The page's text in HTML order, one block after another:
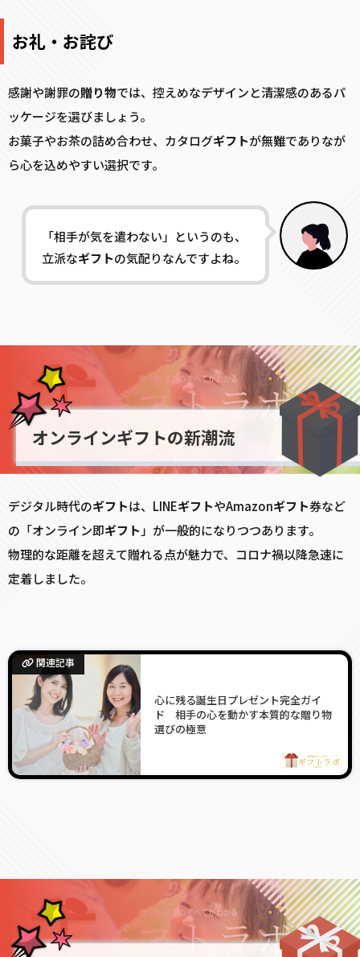
お礼・お詫び
感謝や謝罪の贈り物では、控えめなデザインと清潔感のあるパ
ッケージを選びましょう。
お菓子やお茶の詰め合わせ、カタログギフトが無難でありなが
ら心を込めやすい選択です。
「相手が気を遣わない」というのも、
立派なギフトの気配りなんですよね。
オンラインギフトの新潮流
デジタル時代のギフトは、LINEギフトやAmazonギフト券など
の「オンライン即ギフト 」が一般的になりつつあります。
物理的な距離を超えて贈れる点が魅力で、コロナ禍以降急速に
定着しました。
関連記事
心に残る誕生日プレゼント完全ガイ
ド 相手の心を動かす本質的な贈り物
選びの極意